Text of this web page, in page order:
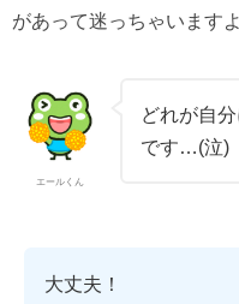
があって迷っちゃいますよ
エールくん
どれが自
です…(泣)
大丈夫！